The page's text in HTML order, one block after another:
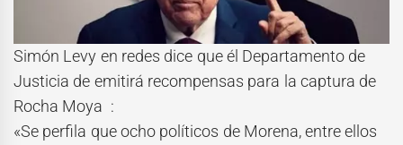
Simón Levy en redes dice que él Departamento de
Justicia de emitirá recompensas para la captura de
Rocha Moya :
«Se perfila que ocho políticos de Morena, entre ellos